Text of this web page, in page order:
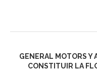
GENERAL MOTORS Y
CONSTITUIR LA